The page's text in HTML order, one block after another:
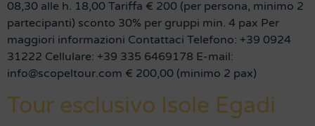
08,30 alle h. 18,00 Tariffa € 200 (per persona, minimo 2
partecipanti) sconto 30% per gruppi min. 4 pax Per
maggiori informazioni Contattaci Telefono: +39 0924
31222 Cellulare: +39 335 6469178 E-mail:
info@scopeltour.com € 200,00 (minimo 2 pax)
Tour esclusivo Isole Egadi